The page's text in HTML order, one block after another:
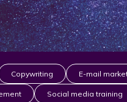
Copywriting E-mail
Social media training